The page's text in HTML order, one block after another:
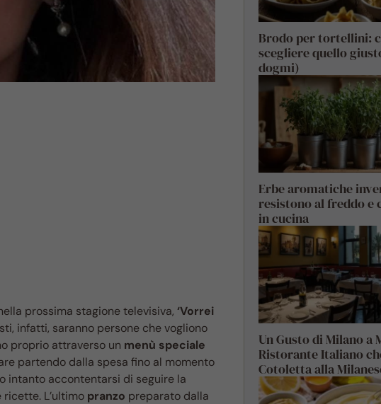
prossima stagione televisiva, ‘Vorrei
infatti, saranno persone che vogliono
proprio attraverso un menù speciale
partendo dalla spesa fino al momento
intanto accontentarsi di seguire la
L’ultimo pranzo preparato dalla
Brodo per tortellini:
scegliere quello
dogmi)
Erbe aromatiche
resistono al freddo e
in cucina
Un Gusto di Milano a
Ristorante Italiano
Cotoletta alla